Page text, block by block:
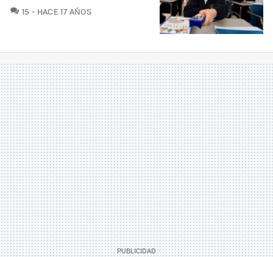
15 COMENTARIOS
HACE 17 AÑOS